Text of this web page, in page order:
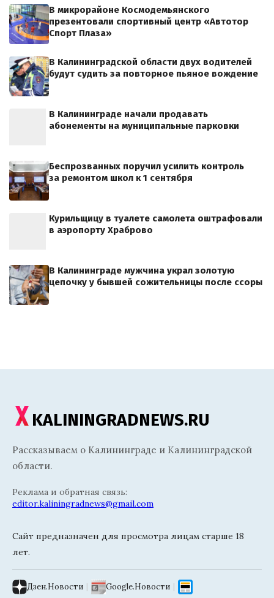
В микрорайоне Космодемьянского
презентовали спортивный центр «Автотор
Спорт Плаза»
В Калининградской области двух водителей
будут судить за повторное пьяное вождение
В Калининграде начали продавать
абонементы на муниципальные парковки
Беспрозванных поручил усилить контроль
за ремонтом школ к 1 сентября
Курильщицу в туалете самолета оштрафовали
в аэропорту Храброво
В Калининграде мужчина украл золотую
цепочку у бывшей сожительницы после ссоры
KALININGRADNEWS.RU
Рассказываем о Калининграде и Калининградской
области.
Реклама и обратная связь:
editor.kaliningradnews@gmail.com
Сайт предназначен для просмотра лицам старше 18
лет.
Дзен.Новости | Google.Новости |